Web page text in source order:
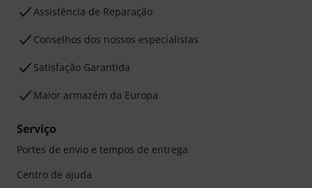
Assistência de Reparação
Conselhos dos nossos especialistas
Satisfação Garantida
Maior armazém da Europa
Serviço
Portes de envio e tempos de entrega
Centro de ajuda